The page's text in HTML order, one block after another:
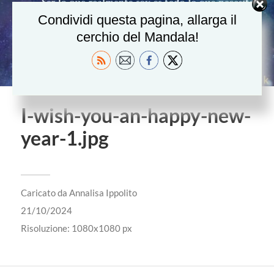
I-wish-you-an-happy-new-
year-1.jpg
Caricato da Annalisa Ippolito
21/10/2024
Risoluzione: 1080x1080 px
Condividi questa pagina, allarga il
cerchio del Mandala!